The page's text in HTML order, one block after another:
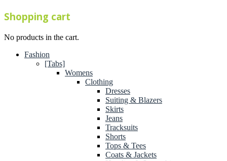
Shopping cart
No products in the cart.
Fashion
[Tabs]
Womens
Clothing
Dresses
Suiting & Blazers
Skirts
Jeans
Tracksuits
Shorts
Tops & Tees
Coats & Jackets